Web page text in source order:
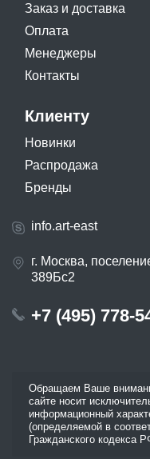
Заказ и доставка
Оплата
Менеджеры
Контакты
Клиенту
Новинки
Распродажа
Бренды
info.art-east
г. Москва,
389Бс2
+7 (495) 778-
Обращаем Ваше
сайте носит
информационный
(определяемой в
Гражданского кодекса